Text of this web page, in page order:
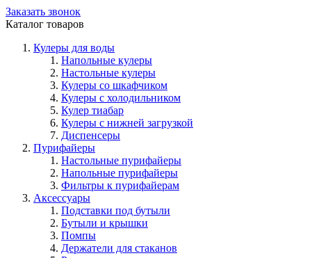
Заказать звонок
Каталог товаров
Кулеры для воды
Напольные кулеры
Настольные кулеры
Кулеры со шкафчиком
Кулеры с холодильником
Кулер тиабар
Кулеры с нижней загрузкой
Диспенсеры
Пурифайеры
Настольные пурифайеры
Напольные пурифайеры
Фильтры к пурифайерам
Аксессуары
Подставки под бутыли
Бутыли и крышки
Помпы
Держатели для стаканов